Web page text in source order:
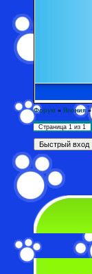
Форум » Япония »
Страница 1 из 1